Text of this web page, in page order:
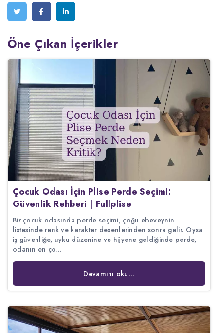
Öne Çıkan İçerikler
Çocuk Odası İçin Plise Perde Seçimi:
Güvenlik Rehberi | Fullplise
Bir çocuk odasında perde seçimi, çoğu ebeveynin
listesinde renk ve karakter desenlerinden sonra gelir. Oysa
iş güvenliğe, uyku düzenine ve hijyene geldiğinde perde,
odanın en ço...
Devamını oku...